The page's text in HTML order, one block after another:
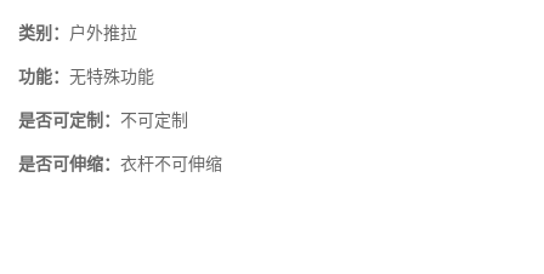
类别： 户外推拉
功能： 无特殊功能
是否可定制： 不可定制
是否可伸缩： 衣杆不可伸缩